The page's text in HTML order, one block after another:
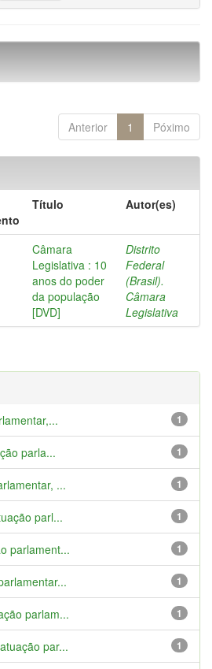
Anterior 1 Póximo
Título Autor(es)
Câmara
Legislativa : 10
anos do poder
da população
[DVD]
Distrito
Federal
(Brasil).
Câmara
Legislativa
1
1
parla...
1
...
1
parl...
1
parlament...
1
1
parlam...
1
par...